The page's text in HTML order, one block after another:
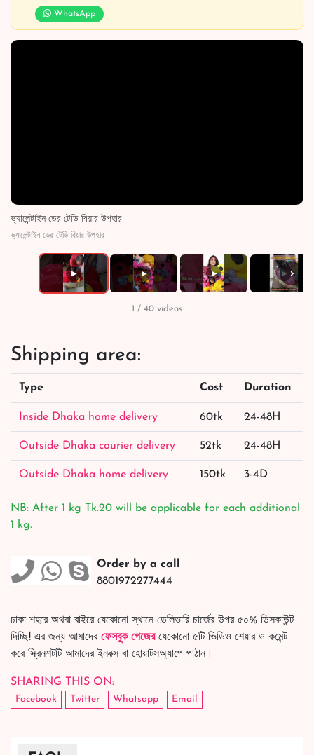
WhatsApp
ভ্যালেন্টাইন ডের টেডি বিয়ার উপহার
ভ্যালেন্টাইন ডের টেডি বিয়ার উপহার
▶ ▶ ▶ ▶ ›
1 / 40 videos
Shipping area:
Type Cost Duration
Inside Dhaka home delivery 60tk 24-48H
Outside Dhaka courier delivery 52tk 24-48H
Outside Dhaka home delivery 150tk 3-4D
NB: After 1 kg Tk.20 will be applicable for each additional
1 kg.
Order by a call
8801972277444
ঢাকা শহরে অথবা বাইরে যেকোনো স্থানে ডেলিভারি চার্জের উপর ৫০% ডিসকাউন্ট
দিচ্ছি! এর জন্য আমাদের ফেসবুক পেজেরযেকোনো ৫টি ভিডিও শেয়ার ও কমেন্ট
করে স্ক্রিনশটটি আমাদের ইনবক্স বা হোয়াটসঅ্যাপে পাঠান।
SHARING THIS ON:
Facebook Twitter Whatsapp Email